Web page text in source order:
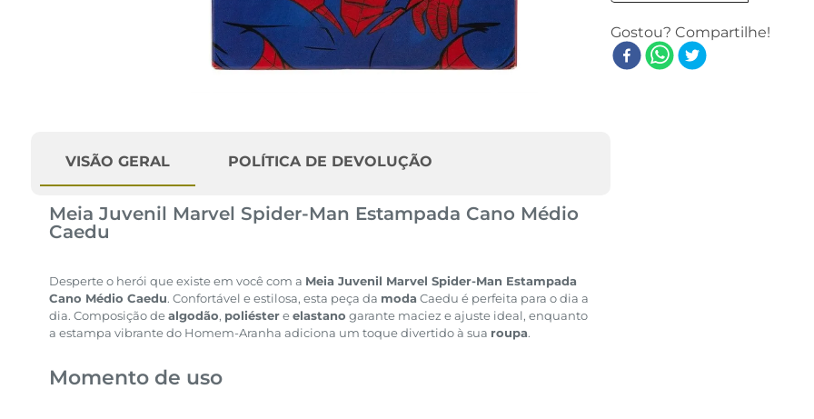
VISÃO GERAL POLÍTICA DE DEVOLUÇÃO
Meia Juvenil Marvel Spider-Man Estampada Cano Médio
Caedu
Desperte o herói que existe em você com a Meia Juvenil Marvel Spider-Man Estampada
Cano Médio Caedu. Confortável e estilosa, esta peça da moda Caedu é perfeita para o dia a
dia. Composição dealgodão, poliéstereelastano garante maciez e ajuste ideal, enquanto
a estampa vibrante do Homem-Aranha adiciona um toque divertido à sua roupa.
Momento de uso